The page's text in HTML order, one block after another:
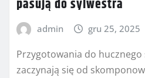
pasują do sylwestra
admin gru 25, 2025
Przygotowania do
zaczynają się od